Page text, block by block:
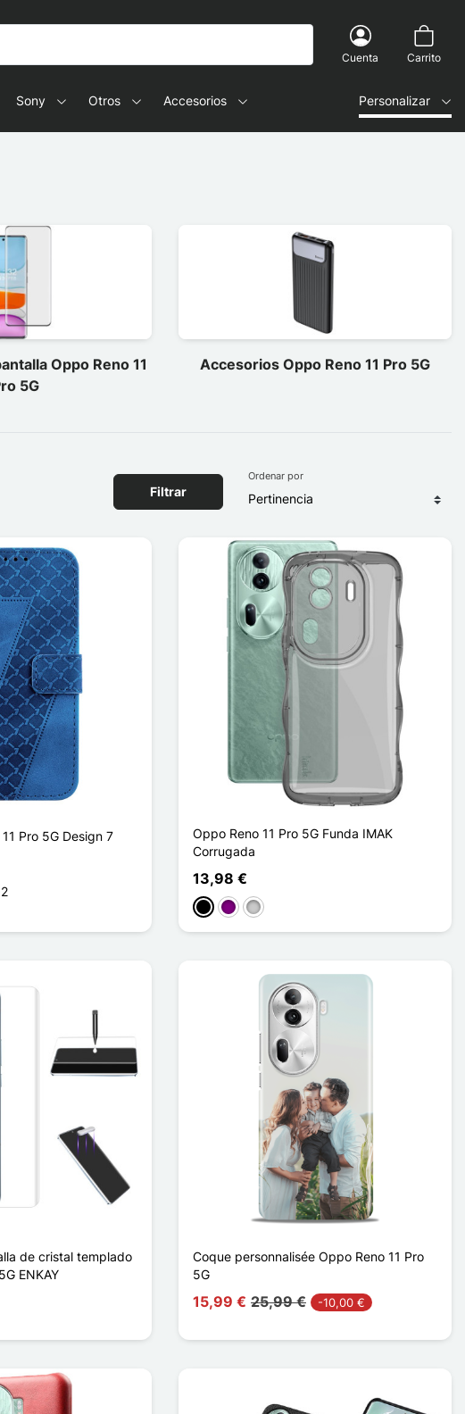
Cuenta Carrito
Sony Otros Accesorios Personalizar
Oppo Reno 11
5G
Accesorios Oppo Reno 11 Pro 5G
Filtrar
Ordenar por
Pro 5G Design 7
Oppo Reno 11 Pro 5G Funda IMAK
Corrugada
13,98 €
NegroPúrpuraTransparente
de cristal templado
ENKAY
Coque personnalisée Oppo Reno 11 Pro
5G
15,99 € 25,99 € -10,00 €